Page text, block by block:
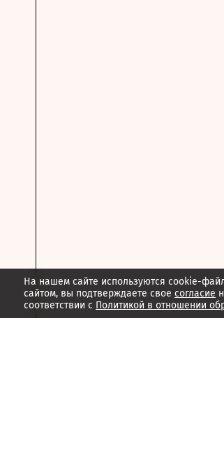
На нашем сайте используются cookie-
сайтом, вы подтверждаете свое согласие
соответствии с Политикой в отношении